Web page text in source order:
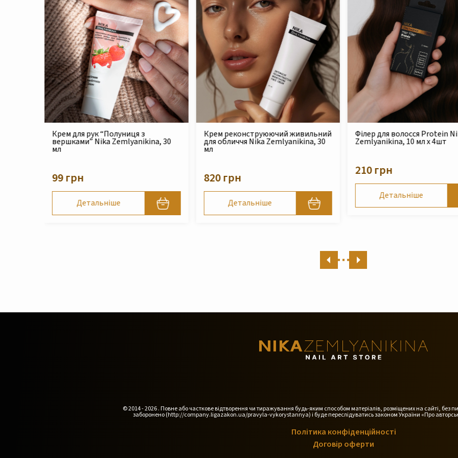
Крем реконструюючий живильний
для обличчя Nika Zemlyanikina, 30
мл
820 грн
Детальніше
Філер для волосся Protein Nika
Zemlyanikina, 10 мл x 4шт
210 грн
Детальніше
Безсульфатний очищуючий
шампунь для сухого та
пошкодженого волосся Nika
490 грн
Детальніше
© 2014 - 2026 . Повне або часткове відтворення чи тиражування будь-яким способом матеріалів, розміщених на сайті, без
заборонено (http://company.ligazakon.ua/pravyla-vykorystannya) і буде переслідуватись законом України «Про
Політика конфіденційності
Договір оферти